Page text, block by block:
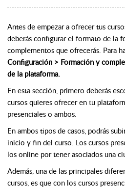
Antes de empezar a ofrecer tus
deberás configurar el formato de la
complementos que ofrecerás. Para
Configuración > Formación y
de la plataforma.
En esta sección, primero deberás
cursos quieres ofrecer en tu
presenciales o ambos.
En ambos tipos de casos, podrás
inicio y fin del curso. Los cursos
los online por tener asociados una
Además, una de las principales
cursos, es que con los cursos